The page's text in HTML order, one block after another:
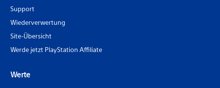
Support
Wiederverwertung
Site-Übersicht
Werde jetzt PlayStation Affiliate
Werte